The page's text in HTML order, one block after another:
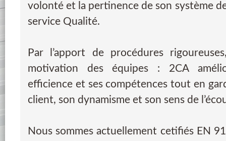
volonté et la pertinence de son système
service Qualité.
Par l’apport de procédures
motivation des équipes : 2CA
efficience et ses compétences tout en
client, son dynamisme et son sens de
Nous sommes actuellement cetifiés EN